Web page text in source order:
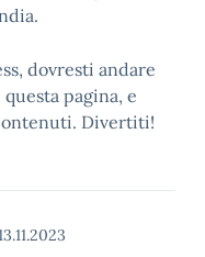
dovresti andare
pagina, e
Divertiti!